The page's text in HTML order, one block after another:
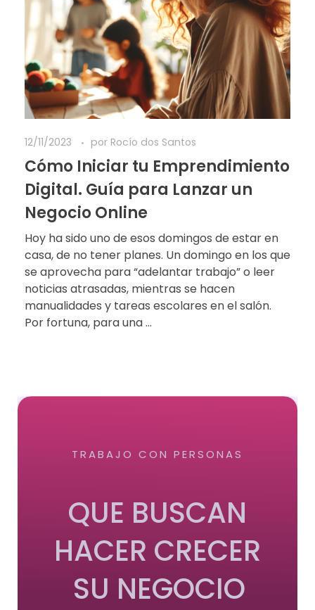
12/11/2023 por Rocío dos Santos
Cómo Iniciar tu Emprendimiento
Digital. Guía para Lanzar un
Negocio Online
Hoy ha sido uno de esos domingos de estar en
casa, de no tener planes. Un domingo en los que
se aprovecha para “adelantar trabajo” o leer
noticias atrasadas, mientras se hacen
manualidades y tareas escolares en el salón.
Por fortuna, para una ...
TRABAJO CON PERSONAS
QUE BUSCAN
HACER CRECER
SU NEGOCIO
QUIERO SABER MÁS